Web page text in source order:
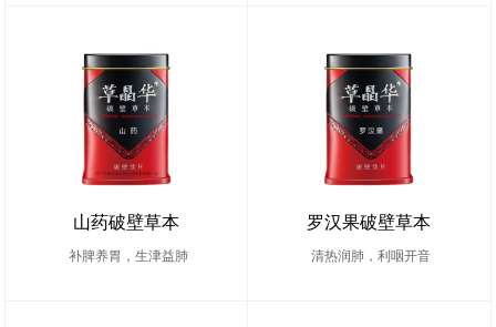
山药破壁草本
补脾养胃，生津益肺
罗汉果破壁草本
清热润肺，利咽开音